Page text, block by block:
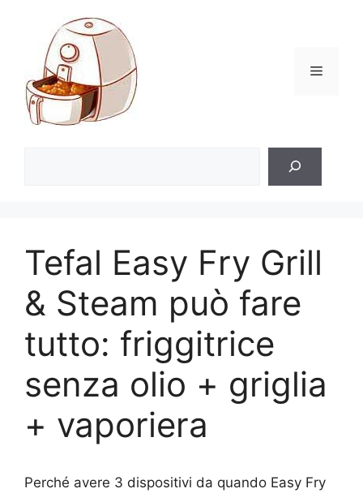
contenuto
Menu
Tefal Easy Fry Grill
& Steam può fare
tutto: friggitrice
senza olio + griglia
+ vaporiera
Perché avere 3 dispositivi da quando Easy Fry